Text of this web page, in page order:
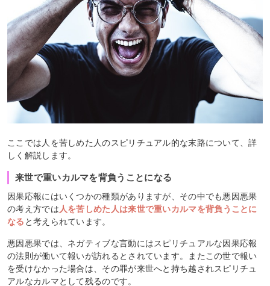
ここでは人を苦しめた人のスピリチュアル的な末路について、詳
しく解説します。
来世で重いカルマを背負うことになる
因果応報にはいくつかの種類がありますが、その中でも悪因悪果
の考え方では 人を苦しめた人は来世で重いカルマを背負うことに
なる と考えられています。
悪因悪果では、ネガティブな言動にはスピリチュアルな因果応報
の法則が働いて報いが訪れるとされています。またこの世で報い
を受けなかった場合は、その罪が来世へと持ち越されスピリチュ
アルなカルマとして残るのです。